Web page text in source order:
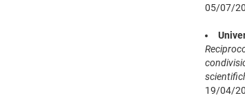
05/07/
19/04/